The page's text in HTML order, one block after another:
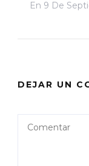
En 9 De
DEJAR UN